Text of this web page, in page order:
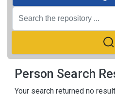
Person Search
Your search returned no